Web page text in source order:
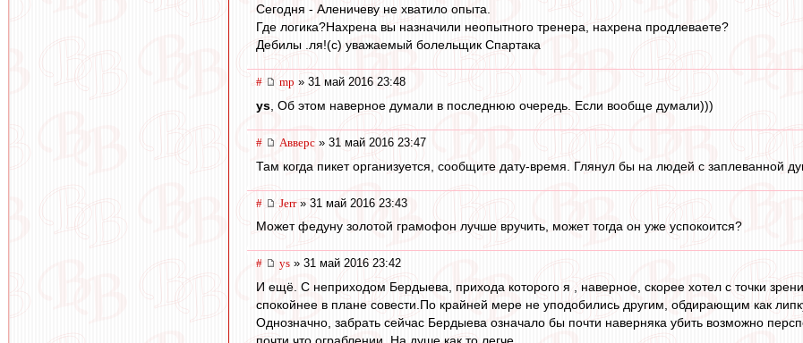
Сегодня - Аленичеву не хватило опыта.
Где логика?Нахрена вы назначили неопытного тренера, нахрена продлеваете?
Дебилы .ля!(с) уважаемый болельщик Спартака
# mp » 31 май 2016 23:48
ys , Об этом наверное думали в последнюю очередь. Если вообще думали)))
# Авверс » 31 май 2016 23:47
Там когда пикет организуется, сообщите дату-время. Глянул бы на людей с заплеванной
# Jerr» 31 май 2016 23:43
Может федуну золотой грамофон лучше вручить, может тогда он уже успокоится?
# ys » 31 май 2016 23:42
И ещё. С неприходом Бердыева, прихода которого я , наверное, скорее хотел с точки
спокойнее в плане совести.По крайней мере не уподобились другим, обдирающим как
Однозначно, забрать сейчас Бердыева означало бы почти наверняка убить возможно
почти что ограблении. На душе как то легче.